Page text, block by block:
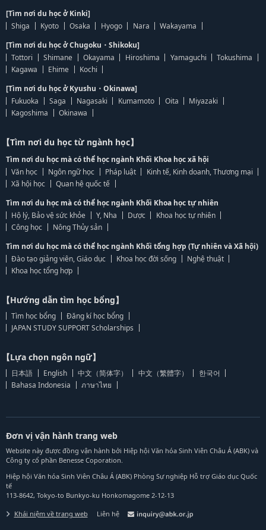
[Tìm nơi du học ở Kinki]
Shiga
Kyoto Osaka Hyogo Nara
Wakayama
[Tìm nơi du học ở Chugoku・Shikoku]
Tottori
Shimane Okayama Hiroshima Yamaguchi
Tokushima
Kagawa
Ehime
Kochi
[Tìm nơi du học ở Kyushu・Okinawa]
Fukuoka
Saga Nagasaki Kumamoto Oita
Miyazaki
Kagoshima
Okinawa
【Tìm nơi du học từ ngành học】
Tìm nơi du học mà có thể học ngành Khối Khoa học xã hội
Văn học
Ngôn ngữ học Pháp luật
Kinh tế, Kinh doanh, Thương mại
Xã hội học
Quan hệ quốc tế
Tìm nơi du học mà có thể học ngành Khối Khoa học tự nhiên
Hộ lý, Bảo vệ sức khỏe
Y, Nha Dược
Khoa học tự nhiên
Công học
Nông Thủy sản
Tìm nơi du học mà có thể học ngành Khối tổng hợp (Tự nhiên và Xã hội)
Đào tạo giảng viên, Giáo dục
Khoa học đời sống
Nghệ thuật
Khoa học tổng hợp
【Hướng dẫn tìm học bổng】
Tìm học bổng
Đăng kí học bổng
JAPAN STUDY SUPPORT Scholarships
【Lựa chọn ngôn ngữ】
日本語 English 中文（简体字） 中文（繁體字）
한국어
Bahasa Indonesia
ภาษาไทย
Đơn vị vận hành trang web
Website này được đồng vận hành bởi Hiệp hội Văn hóa Sinh Viên Châu Á (ABK) và
Công ty cổ phần Benesse Coporation.
Hiệp hội Văn hóa Sinh Viên Châu Á (ABK) Phòng Sự nghiệp Hỗ trợ Giáo dục Quốc
tế
113-8642, Tokyo-to Bunkyo-ku Honkomagome 2-12-13
Khái niệm về trang web Liên hệ